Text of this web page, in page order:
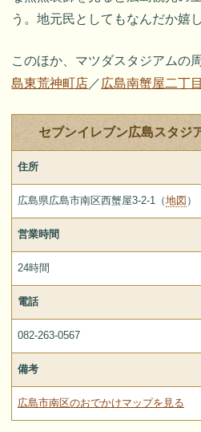
う。地元民としてもなんだか嬉
このほか、マツダスタジアムの
島東荒神町店 ／ 広島南蟹屋二丁
セブンイレブン広島スタジ
住所
広島県広島市南区西蟹屋3-2-1（地図 ）
営業時間
24時間
電話
082-263-0567
備考
広島市南区のおでかけマップを見る